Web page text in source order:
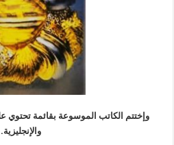
والإنجليزية.